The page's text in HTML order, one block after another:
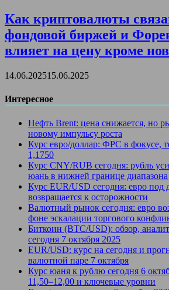
Как криптовалюты
фондовой биржей и
влияет на цену кроме
14.06.202515.06.2025
Интересное
Нефть Brent: цена снижается, но
новому импульсу роста
Курс евро/доллар: ФРС в фокусе,
1,1750
Курс CNY/RUB сегодня: рубль
юань в нижней границе диапазона
Курс EUR/USD сегодня: евро под
возвращается к осторожности
Валютный рынок сегодня: евро
фоне эскалации торгового
Биткоин (BTC/USD): обзор,
сегодня 7 октября 2025
EUR/USD: курс на сегодня и
валютной паре 7 октября
Курс юаня к рублю сегодня 6
11,50–12,00 и ключевые уровни